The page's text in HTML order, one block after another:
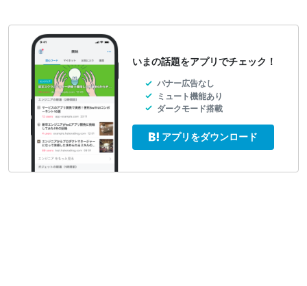
いまの話題をアプリでチェック！
バナー広告なし
ミュート機能あり
ダークモード搭載
アプリをダウンロード